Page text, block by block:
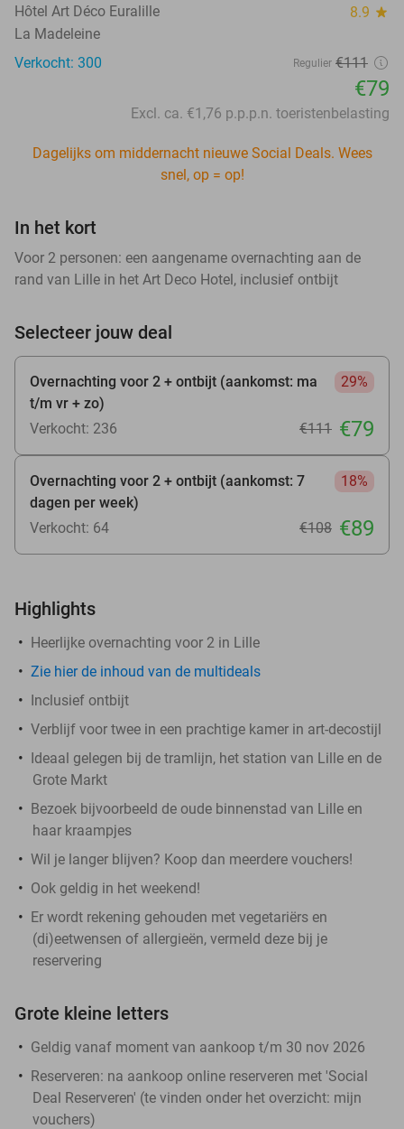
Hôtel Art Déco Euralille 8.9 star
La Madeleine
Verkocht: 300
Regulier €111
€79
Excl. ca. €1,76 p.p.p.n. toeristenbelasting
Dagelijks om middernacht nieuwe Social Deals. Wees
snel, op = op!
In het kort
Voor 2 personen: een aangename overnachting aan de
rand van Lille in het Art Deco Hotel, inclusief ontbijt
Selecteer jouw deal
Overnachting voor 2 + ontbijt (aankomst: ma
t/m vr + zo)
29%
Verkocht: 236 €111 €79
Overnachting voor 2 + ontbijt (aankomst: 7
dagen per week)
18%
Verkocht: 64 €108 €89
Highlights
Heerlijke overnachting voor 2 in Lille
Zie hier de inhoud van de multideals
Inclusief ontbijt
Verblijf voor twee in een prachtige kamer in art-decostijl
Ideaal gelegen bij de tramlijn, het station van Lille en de
Grote Markt
Bezoek bijvoorbeeld de oude binnenstad van Lille en
haar kraampjes
Wil je langer blijven? Koop dan meerdere vouchers!
Ook geldig in het weekend!
Er wordt rekening gehouden met vegetariërs en
(di)eetwensen of allergieën, vermeld deze bij je
reservering
Grote kleine letters
Geldig vanaf moment van aankoop t/m 30 nov 2026
Reserveren: na aankoop online reserveren met 'Social
Deal Reserveren' (te vinden onder het overzicht: mijn
vouchers)